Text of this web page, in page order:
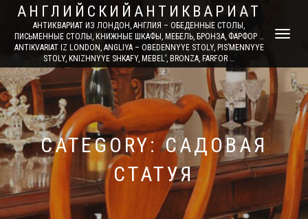
АНГЛИЙСКИЙАНТИКВАРИАТ
АНТИКВАРИАТ ИЗ ЛОНДОН, АНГЛИЯ – ОБЕДЕННЫЕ СТОЛЫ,
ПИСЬМЕННЫЕ СТОЛЫ, КНИЖНЫЕ ШКАФЫ, МЕБЕЛЬ, БРОНЗА, ФАРФОР …
ANTIKVARIAT IZ LONDON, ANGLIYA – OBEDENNYYE STOLY, PIS’MENNYYE
STOLY, KNIZHNYYE SHKAFY, MEBEL’, BRONZA, FARFOR …
TOGGLE
CATEGORY: САДОВАЯ
СТАТУЯ